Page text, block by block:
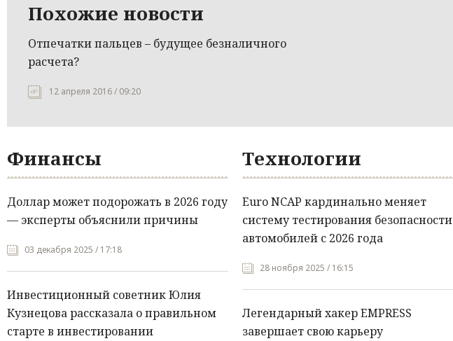
Похожие новости
Отпечатки пальцев – будущее безналичного
расчета?
12 апреля 2016 / 09:20
Финансы
Доллар может подорожать в 2026 году
— эксперты объяснили причины
03 декабря 2025 / 17:18
Инвестиционный советник Юлия
Кузнецова рассказала о правильном
старте в инвестировании
Технологии
Euro NCAP кардинально меняет
систему тестирования безопасности
автомобилей с 2026 года
28 ноября 2025 / 16:15
Легендарный хакер EMPRESS
завершает свою карьеру